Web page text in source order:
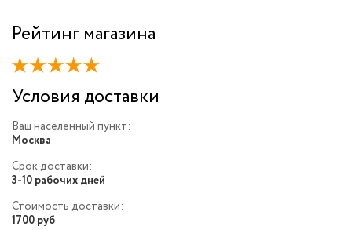
Рейтинг магазина
Условия доставки
Ваш населенный пункт:
Москва
Срок доставки:
3-10 рабочих дней
Стоимость доставки:
1700 руб